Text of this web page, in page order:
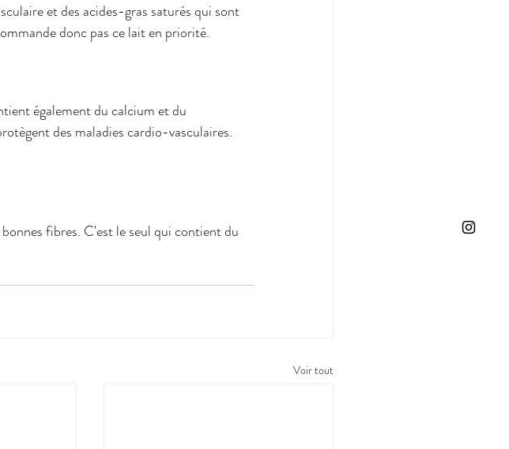
et des acides-gras saturés qui sont
donc pas ce lait en priorité.
des maladies cardio-vasculaires.
Voir tout